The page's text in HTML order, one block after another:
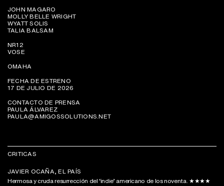
JOHN MAGARO
MOLLY BELLE WRIGHT
WYATT SOLIS
TALIA BALSAM
NR12
VOSE
OMAHA
FECHA DE ESTRENO
17 DE JULIO DE 2026
CONTACTO DE PRENSA
PAULA ÁLVAREZ
PAULA@AMIGOSSOLUTIONS.NET
CRITICAS
JAVIER OCAÑA, EL PAÍS
Hermosa y cruda resurrección del ‘indie’ americano de los noventa. ★★★★